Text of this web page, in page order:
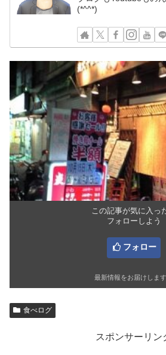
(*^^*)
この記事が気に入っ
フォローしよう
フォロー
最新情報をお届けします
食べログ
スポンサーリン